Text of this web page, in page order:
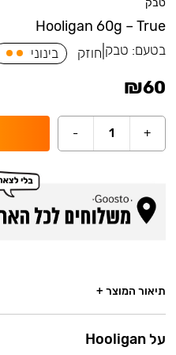
טבק
Hooligan 60g – True
בטעם: טבק חוזק בינוני
₪60
+
1
-
תיאור המוצר +
על Hooligan